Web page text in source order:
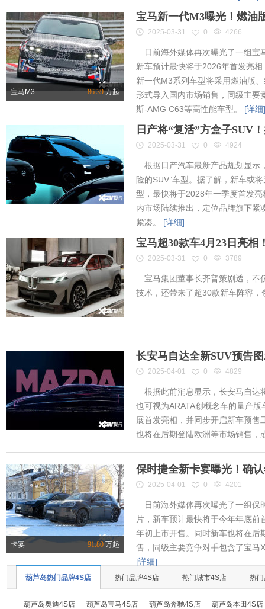
宝马M3 86.39万起
宝马新一代M3曝光！燃油
2025-03-31 0 4266
日前海外媒体再次曝光了一组宝
新车预计最快将于2026年首发亮
新一代M3系列车型将采用燃油版
形式导入国内市场销售，同级主要
斯-AMG C63等高性能车型。 [详细]
日产将“复活”方盒子SUV
2025-03-31 0 4924
根据日产汽车最新产品规划显示
险的SUV”车型。据了解，新车或
型，最快将于2028年一季度首发
内市场陆续推出，定位品牌旗下紧
紧凑。 [详细]
宝马超30款车4月23日亮
2025-03-31 0 3789
宝马集团董事长齐普策剧透，不
技术，还带来了超30款新车阵容
长安马自达全新SUV预告
2025-04-01 0 4829
根据此前消息显示，长安马自达
也可视为ARATA创概念车的量产
展首发亮相，并同步开启新车预售
也将在后期登陆欧洲等市场销售，
卡宴 91.80万起
保时捷全新卡宴曝光！确
2025-04-01 0 4201
日前海外媒体再次曝光了一组保
片，新车预计最快将于今年年底
年初上市开售。同时新车也将在后
售，同级主要竞争对手包含了宝马
[详细]
葫芦岛热门品牌4S店 热门品牌4S店 热门城市4S店 热
葫芦岛奥迪4S店 葫芦岛宝马4S店 葫芦岛奔驰4S店
葫芦岛本田4S店